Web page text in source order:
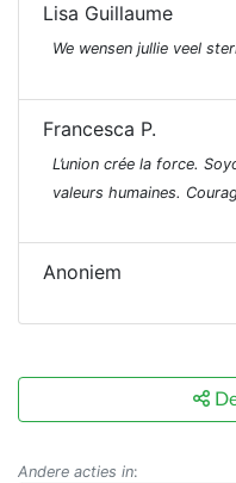
Lisa Guillaume
We wensen jullie veel
Francesca P.
L’union crée la force.
valeurs humaines.
Anoniem
Andere acties in: